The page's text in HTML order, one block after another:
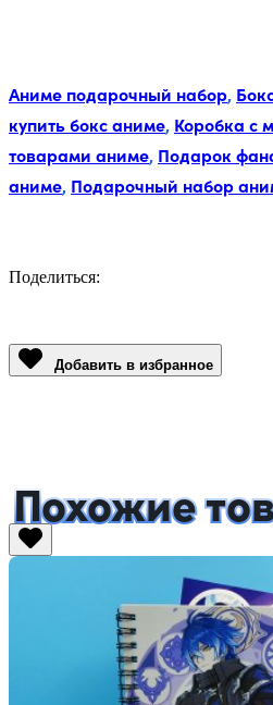
Аниме подарочный набор,
купить бокс аниме, Коробка с
товарами аниме, Подарок
аниме, Подарочный набор
Поделиться:
Добавить в избранное
Похожие